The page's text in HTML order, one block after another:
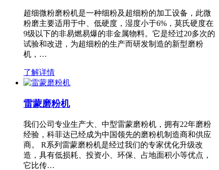
超细微粉磨粉机是一种细粉及超细粉的加工设备，此微
粉磨主要适用于中、低硬度，湿度小于6%，莫氏硬度在
9级以下的非易燃易爆的非金属物料。它是经过20多次的
试验和改进，为超细粉的生产而研发制造的新型磨粉
机，…
了解详情
雷蒙磨粉机
我们公司专业生产大、中型雷蒙磨粉机，拥有22年磨粉
经验，科菲达已经成为中国领先的磨粉机制造商和供应
商。 R系列雷蒙磨粉机是经过我们的专家优化升级改
造，具有低损耗、投资小、环保、占地面积小等优点，
它比传…